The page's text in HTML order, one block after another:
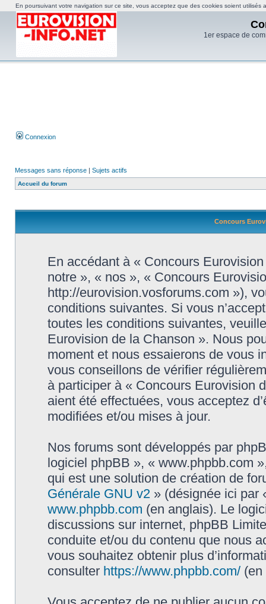
1er espace de
Connexion
Messages sans réponse | Sujets actifs
Accueil du forum
Concours
En accédant à « Concours
notre », « nos », « Concours
http://eurovision.vosforums.com »),
conditions suivantes. Si vous
toutes les conditions suivantes,
Eurovision de la Chanson ». Nous
moment et nous essaierons de vous
vous conseillons de vérifier
à participer à « Concours Eurovision
aient été effectuées, vous acceptez
modifiées et/ou mises à jour.
Nos forums sont développés par
logiciel phpBB », « www.phpbb.com
qui est une solution de création de
Générale GNU v2 » (désignée ici par
www.phpbb.com (en anglais). Le
discussions sur internet, phpBB
conduite et/ou du contenu que nous
vous souhaitez obtenir plus
consulter https://www.phpbb.com/ (en
En poursuivant votre navigation sur ce site, vous acceptez que des cookies soient